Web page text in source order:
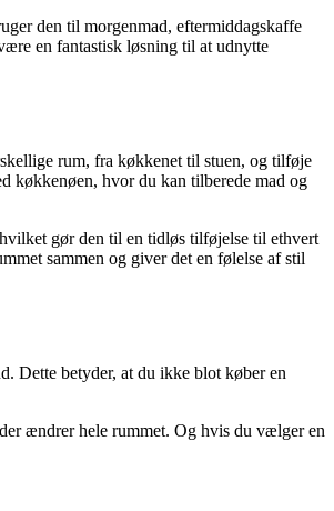
den til morgenmad, eftermiddagskaffe
en fantastisk løsning til at udnytte
rum, fra køkkenet til stuen, og tilføje
køkkenøen, hvor du kan tilberede mad og
gør den til en tidløs tilføjelse til ethvert
sammen og giver det en følelse af stil
Dette betyder, at du ikke blot køber en
ændrer hele rummet. Og hvis du vælger en